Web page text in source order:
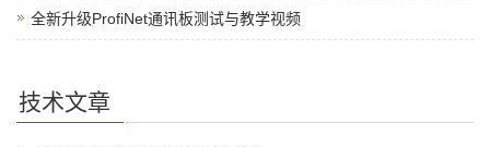
全新升级ProfiNet通讯板测试与教学视频
技术文章